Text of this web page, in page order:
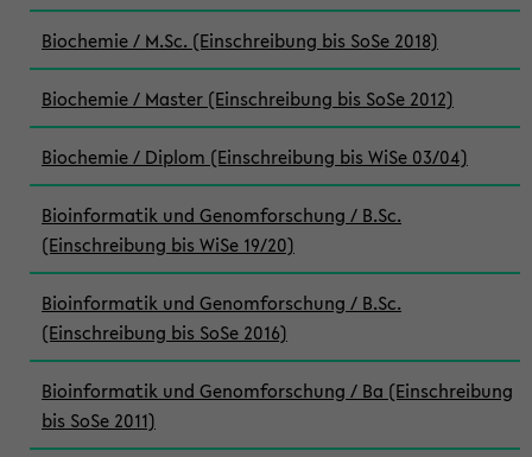
Biochemie / M.Sc. (Einschreibung bis SoSe 2018)
Biochemie / Master (Einschreibung bis SoSe 2012)
Biochemie / Diplom (Einschreibung bis WiSe 03/04)
Bioinformatik und Genomforschung / B.Sc.
(Einschreibung bis WiSe 19/20)
Bioinformatik und Genomforschung / B.Sc.
(Einschreibung bis SoSe 2016)
Bioinformatik und Genomforschung / Ba (Einschreibung
bis SoSe 2011)